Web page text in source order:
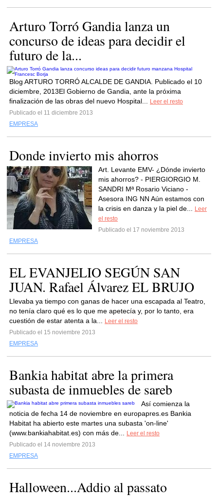
Arturo Torró Gandia lanza un
concurso de ideas para decidir el
futuro de la...
Blog ARTURO TORRÓ ALCALDE DE GANDIA. Publicado el 10
diciembre, 2013El Gobierno de Gandia, ante la próxima
finalización de las obras del nuevo Hospital...
Leer el resto
Publicado el 11 diciembre 2013
EMPRESA
Donde invierto mis ahorros
Art. Levante EMV- ¿Dónde invierto
mis ahorros? - PIERGIORGIO M.
SANDRI Mª Rosario Viciano -
Asesora ING NN Aún estamos con
la crisis en danza y la piel de...
Leer
el resto
Publicado el 17 noviembre 2013
EMPRESA
EL EVANJELIO SEGÚN SAN
JUAN. Rafael Álvarez EL BRUJO
Llevaba ya tiempo con ganas de hacer una escapada al Teatro,
no tenía claro qué es lo que me apetecía y, por lo tanto, era
cuestión de estar atenta a la...
Leer el resto
Publicado el 15 noviembre 2013
EMPRESA
Bankia habitat abre la primera
subasta de inmuebles de sareb
Así comienza la
noticia de fecha 14 de noviembre en europapres.es Bankia
Habitat ha abierto este martes una subasta 'on-line'
(www.bankiahabitat.es) con más de...
Leer el resto
Publicado el 14 noviembre 2013
EMPRESA
Halloween...Addio al passato